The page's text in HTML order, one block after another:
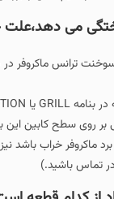
می
ترانس ماکروفر
بر روی سطح کابین
ماکروفر خراب
در تماس باشید.)